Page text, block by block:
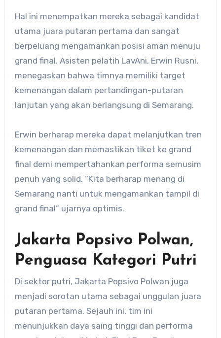
Hal ini menempatkan mereka sebagai kandidat
utama juara putaran pertama dan sangat
berpeluang mengamankan posisi aman menuju
grand final. Asisten pelatih LavAni, Erwin Rusni,
menegaskan bahwa timnya memiliki target
kemenangan dalam pertandingan-putaran
lanjutan yang akan berlangsung di Semarang.
Erwin berharap mereka dapat melanjutkan tren
kemenangan dan memastikan tiket ke grand
final demi mempertahankan performa semusim
penuh yang solid. “Kita berharap menang di
Semarang nanti untuk mengamankan tampil di
grand final” ujarnya optimis.
Jakarta Popsivo Polwan,
Penguasa Kategori Putri
Di sektor putri, Jakarta Popsivo Polwan juga
menjadi sorotan utama sebagai unggulan juara
putaran pertama. Sejauh ini, tim ini
menunjukkan daya saing tinggi dan performa